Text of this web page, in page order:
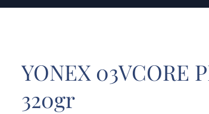
YONEX 03VCORE
320gr